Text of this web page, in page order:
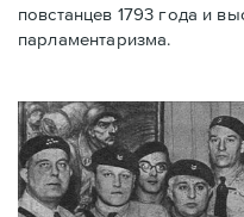
повстанцев 1793 года и
парламентаризма.